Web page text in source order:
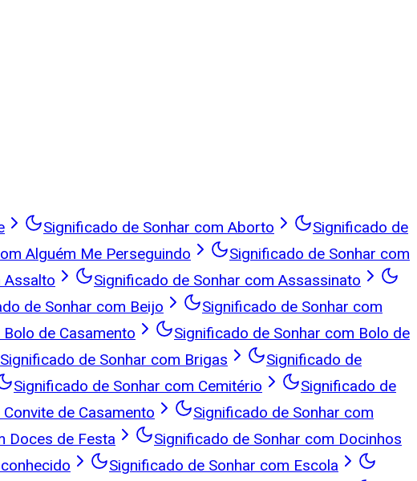
Significado de Sonhar com Aborto
Significado de
Alguém Me Perseguindo
Significado de Sonhar com
Assalto
Significado de Sonhar com Assassinato
de Sonhar com Beijo
Significado de Sonhar com
de Casamento
Significado de Sonhar com Bolo de
Significado de Sonhar com Brigas
Significado de
Significado de Sonhar com Cemitério
Significado de
de Casamento
Significado de Sonhar com
Doces de Festa
Significado de Sonhar com Docinhos
Significado de Sonhar com Escola